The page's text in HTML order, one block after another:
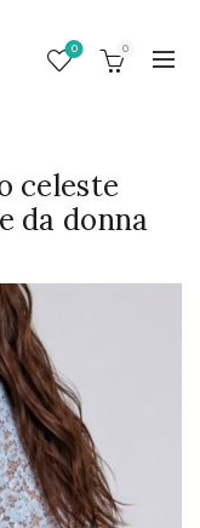
0 0
celeste
da donna